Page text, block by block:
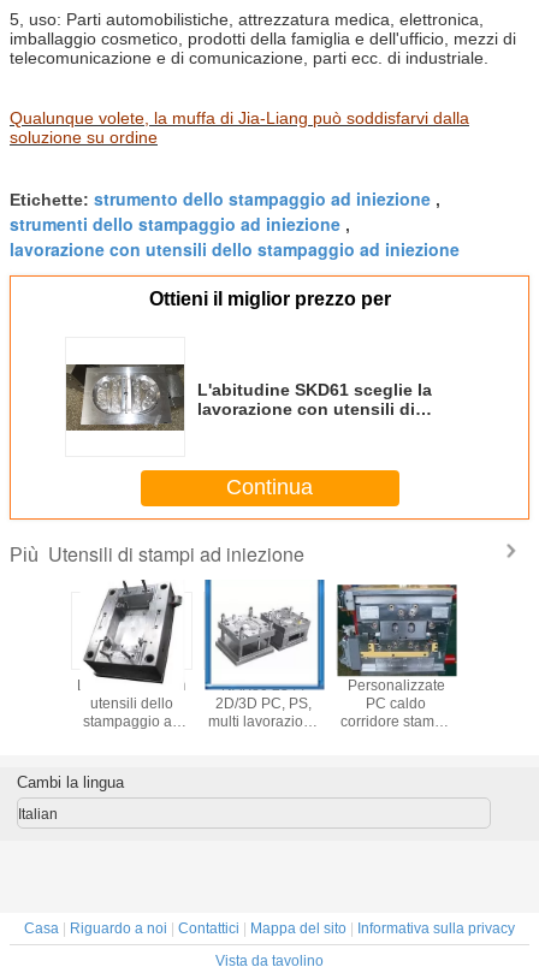
5, uso: Parti automobilistiche, attrezzatura medica, elettronica,
imballaggio cosmetico, prodotti della famiglia e dell'ufficio, mezzi di
telecomunicazione e di comunicazione, parti ecc. di industriale.
Qualunque volete, la muffa di Jia-Liang può soddisfarvi dalla
soluzione su ordine
Etichette: strumento dello stampaggio ad iniezione ,
strumenti dello stampaggio ad iniezione ,
lavorazione con utensili dello stampaggio ad iniezione
Ottieni il miglior prezzo per
L'abitudine SKD61 sceglie la
lavorazione con utensili di
PS della cavità per l'industriale
Continua
Più Utensili di stampi ad iniezione
Lavorazione con
utensili dello
stampaggio ad
all'aperto della
tavola
plastica durevole
NAK80 2344
2D/3D PC, PS,
multi lavorazione
recinzioni di
ordinazione
Personalizzate
PC caldo
corridore stampo
con cavità muti
Cambi la lingua
Italian
Casa | Riguardo a noi | Contattici | Mappa del sito | Informativa sulla privacy
Vista da tavolino